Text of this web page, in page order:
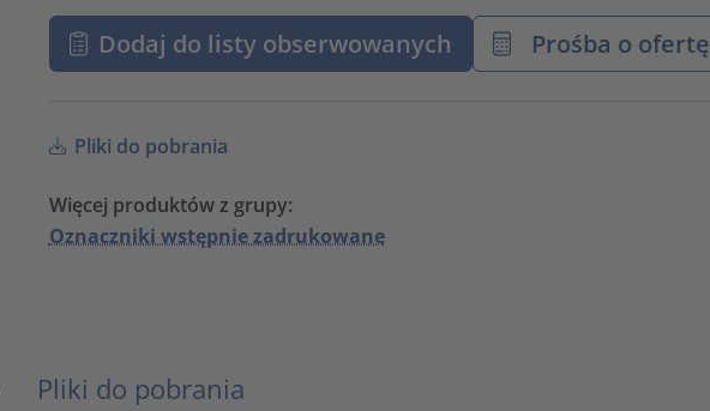
Dodaj do listy obserwowanych Prośba o ofertę
Pliki do pobrania
Więcej produktów z grupy:
Oznaczniki wstępnie zadrukowane
Pliki do pobrania